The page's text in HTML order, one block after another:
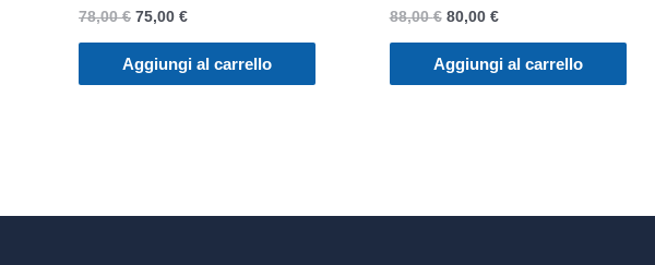
78,00€ Il
era:
78,00 €.
75,00 €Il
è:
75,00 €.
Aggiungi al carrello
88,00€ Il
era:
88,00 €.
80,00 €Il
è:
80,00 €.
Aggiungi al carrello